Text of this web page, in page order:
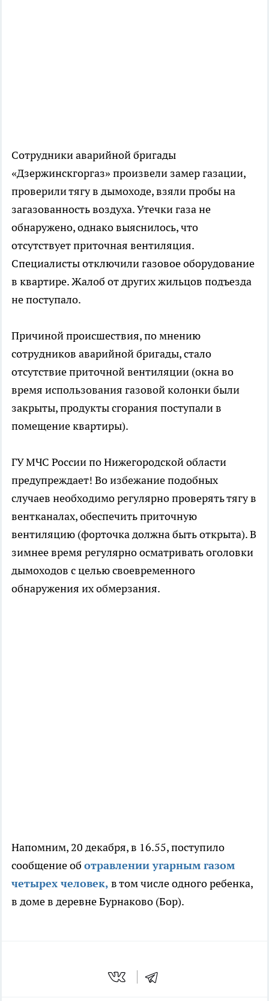
Сотрудники аварийной бригады
«Дзержинскгоргаз» произвели замер газации,
проверили тягу в дымоходе, взяли пробы на
загазованность воздуха. Утечки газа не
обнаружено, однако выяснилось, что
отсутствует приточная вентиляция.
Специалисты отключили газовое оборудование
в квартире. Жалоб от других жильцов подъезда
не поступало.
Причиной происшествия, по мнению
сотрудников аварийной бригады, стало
отсутствие приточной вентиляции (окна во
время использования газовой колонки были
закрыты, продукты сгорания поступали в
помещение квартиры).
ГУ МЧС России по Нижегородской области
предупреждает! Во избежание подобных
случаев необходимо регулярно проверять тягу в
вентканалах, обеспечить приточную
вентиляцию (форточка должна быть открыта). В
зимнее время регулярно осматривать оголовки
дымоходов с целью своевременного
обнаружения их обмерзания.
Напомним, 20 декабря, в 16.55, поступило
сообщение об отравлении угарным газом
четырех человек, в том числе одного ребенка,
в доме в деревне Бурнаково (Бор).